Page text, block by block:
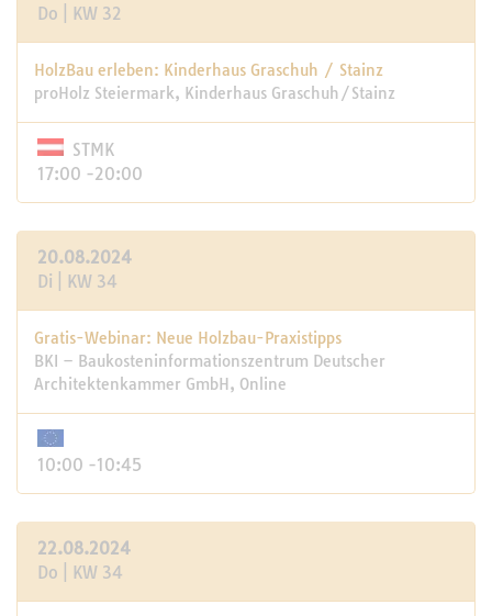
Do | KW 32
HolzBau erleben: Kinderhaus Graschuh / Stainz
proHolz Steiermark, Kinderhaus Graschuh/Stainz
STMK
17:00 -20:00
20.08.2024
Di | KW 34
Gratis-Webinar: Neue Holzbau-Praxistipps
BKI – Baukosteninformationszentrum Deutscher
Architektenkammer GmbH, Online
10:00 -10:45
22.08.2024
Do | KW 34